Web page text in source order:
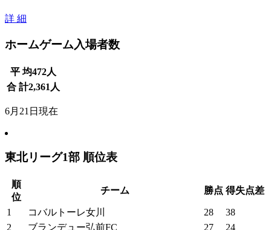
詳 細
ホームゲーム入場者数
平 均472人
合 計2,361 人
6月21日現在
東北リーグ1部 順位表
順
位
チーム 勝点 得失点差
1 コバルトーレ女川 28
38
2
ブランデュー弘前FC 27
24